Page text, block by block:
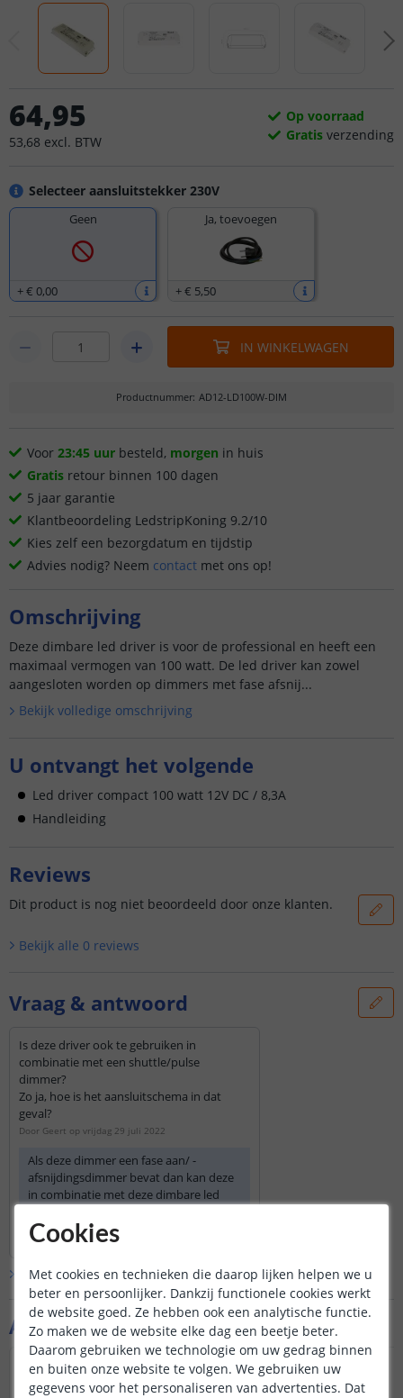
Selecteer aansluitstekker 230V
Geen
+€ 0,00
Ja, toevoegen
+€ 5,50
64,95
53,68 excl. BTW
Op voorraad
Gratis verzending
IN WINKELWAGEN
Productnummer: AD12-LD100W-DIM
Voor 23:45 uur besteld, morgen in huis
Gratis retour binnen 100 dagen
5 jaar garantie
Klantbeoordeling LedstripKoning 9.2/10
Kies zelf een bezorgdatum en tijdstip
Advies nodig? Neem contact met ons op!
Omschrijving
Deze dimbare led driver is voor de professional en heeft een
maximaal vermogen van 100 watt. De led driver kan zowel
aangesloten worden op dimmers met fase afsnij...
Bekijk volledige omschrijving
U ontvangt het volgende
Led driver compact 100 watt 12V DC / 8,3A
Handleiding
Aanvullende producten
Reviews
Dit product is nog niet beoordeeld door onze klanten.
Bekijk alle 0 reviews
Vraag & antwoord
Is deze driver ook te gebruiken in
combinatie met een shuttle/pulse
dimmer?
Zo ja, hoe is het aansluitschema in dat
geval?
Door Geert op vrijdag 29 juli 2022
Als deze dimmer een fase aan/ -
afsnijdingsdimmer bevat dan kan deze
in combinatie met deze dimbare led
bevat ik geen technische kennis over
deze shuttle/pulse dimmer en kan ik u
aansluit op de dimbare led driver.
Mocht deze dimmer een 1V - 10V
dimmer zijn dan heeft u een 1V - 10V
dimmodule nodig om de ledstrip naar
behoren te dimmen met een
muurdimmer.
Bekijk hele antwoord
Door Sharona op vrijdag 29 juli 2022
Bekijk alle Vraag & antwoord
Cookies
Met cookies en technieken die daarop lijken helpen we u
beter en persoonlijker. Dankzij functionele cookies werkt
de website goed. Ze hebben ook een analytische functie.
Zo maken we de website elke dag een beetje beter.
Daarom gebruiken we technologie om uw gedrag binnen
en buiten onze website te volgen. We gebruiken uw
gegevens voor het personaliseren van advertenties. Dat